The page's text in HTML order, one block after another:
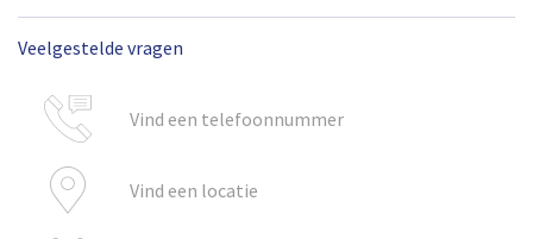
Veelgestelde vragen
Vind een telefoonnummer
Vind een locatie